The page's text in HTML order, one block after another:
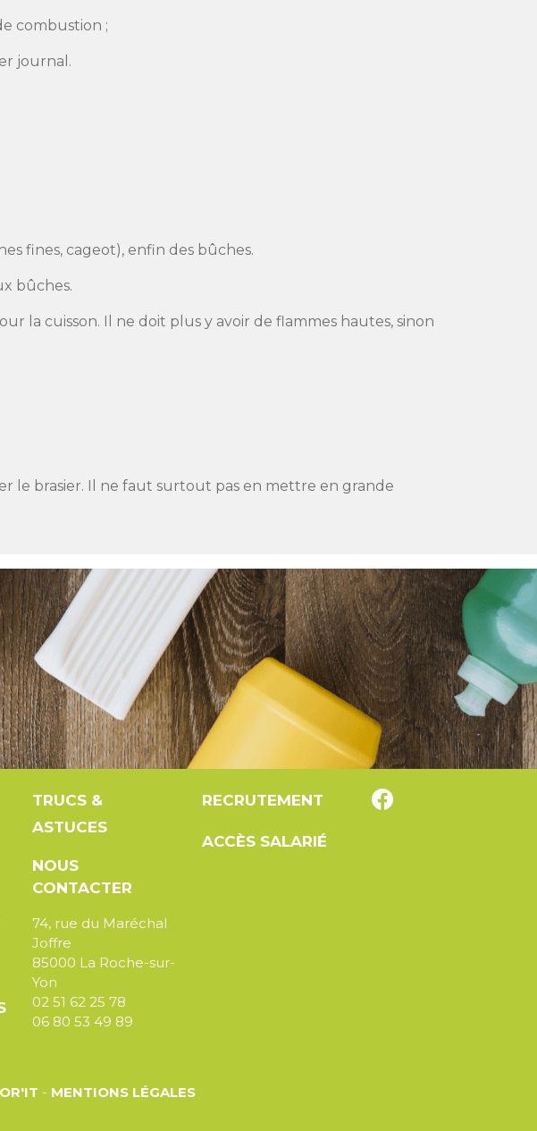
combustion ;
journal.
fines, cageot), enfin des bûches.
bûches.
la cuisson. Il ne doit plus y avoir de flammes hautes, sinon
le brasier. Il ne faut surtout pas en mettre en grande
TRUCS &
ASTUCES
NOUS
CONTACTER
74, rue du Maréchal
Joffre
85000 La Roche-sur-
Yon
02 51 62 25 78
06 80 53 49 89
RECRUTEMENT
ACCÈS SALARIÉ
- MENTIONS LÉGALES